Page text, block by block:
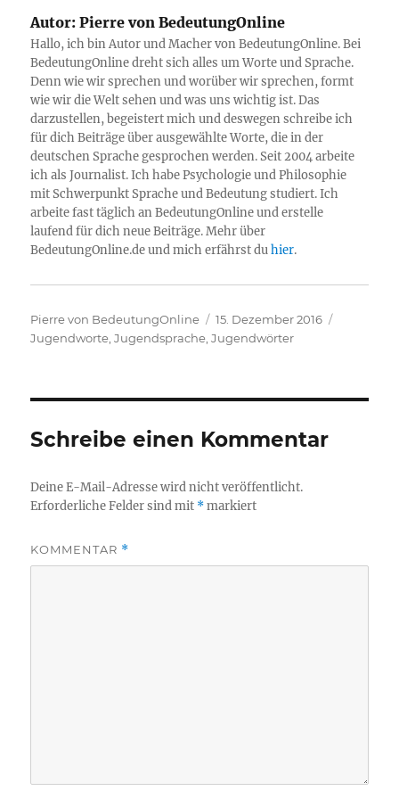
Autor: Pierre von BedeutungOnline
Hallo, ich bin Autor und Macher von BedeutungOnline. Bei
BedeutungOnline dreht sich alles um Worte und Sprache.
Denn wie wir sprechen und worüber wir sprechen, formt
wie wir die Welt sehen und was uns wichtig ist. Das
darzustellen, begeistert mich und deswegen schreibe ich
für dich Beiträge über ausgewählte Worte, die in der
deutschen Sprache gesprochen werden. Seit 2004 arbeite
ich als Journalist. Ich habe Psychologie und Philosophie
mit Schwerpunkt Sprache und Bedeutung studiert. Ich
arbeite fast täglich an BedeutungOnline und erstelle
laufend für dich neue Beiträge. Mehr über
BedeutungOnline.de und mich erfährst duhier.
Autor
Pierre von BedeutungOnline
Veröffentlicht
am
15. Dezember 2016
Jugendworte, Jugendsprache, Jugendwörter
Schreibe einen Kommentar
Deine E-Mail-Adresse wird nicht veröffentlicht.
Erforderliche Felder sind mit *markiert
KOMMENTAR *